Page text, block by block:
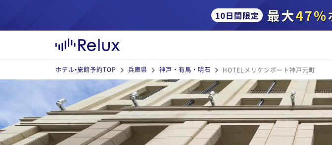
ホテル•旅館予約TOP 兵庫県 神戸・有馬・明石 HOTELメリケンポート神戸元町